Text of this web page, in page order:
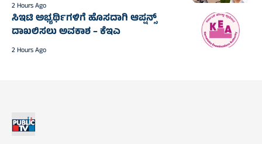
2 Hours Ago
ಸಿಇಟಿ ಅಭ್ಯರ್ಥಿಗಳಿಗೆ ಹೊಸದಾಗಿ ಆಪ್ಷನ್ಸ್
ದಾಖಲಿಸಲು ಅವಕಾಶ – ಕೆಇಎ
2 Hours Ago